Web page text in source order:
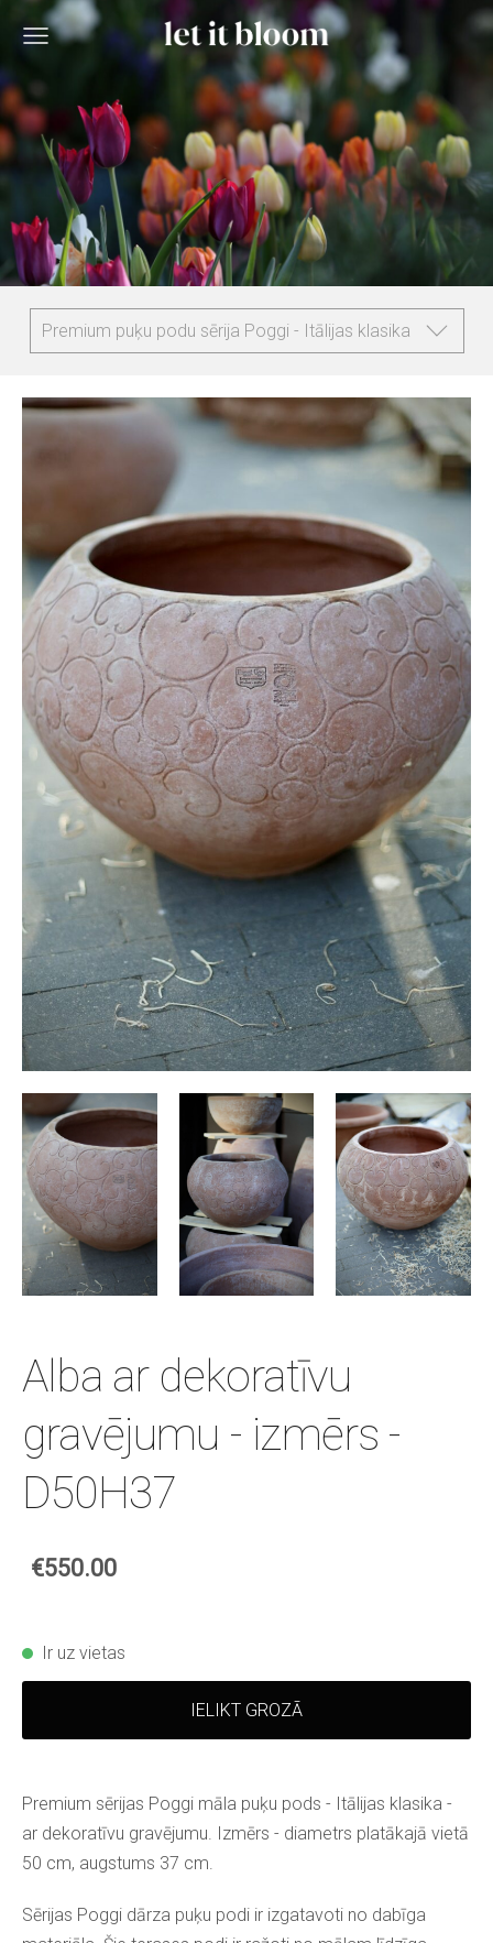
Premium puķu podu sērija Poggi - Itālijas klasika
Alba ar dekoratīvu
gravējumu - izmērs -
D50H37
€550.00
Ir uz vietas
IELIKT GROZĀ
Premium sērijas Poggi māla puķu pods - Itālijas klasika -
ar dekoratīvu gravējumu. Izmērs - diametrs platākajā vietā
50 cm, augstums 37 cm.
Sērijas Poggi dārza puķu podi ir izgatavoti no dabīga